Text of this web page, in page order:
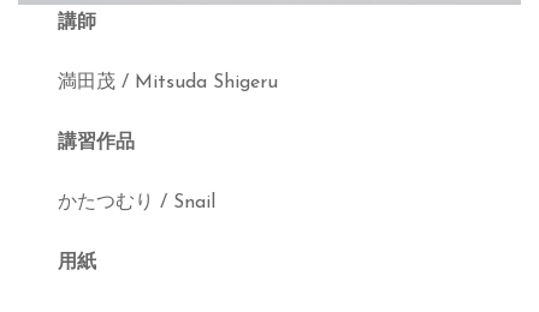
講師
満田茂 / Mitsuda Shigeru
講習作品
かたつむり / Snail
用紙